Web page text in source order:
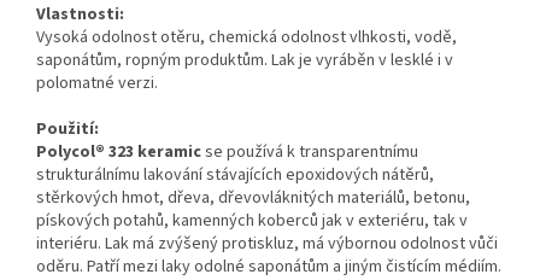
Vlastnosti:
Vysoká odolnost otěru, chemická odolnost vlhkosti, vodě,
saponátům, ropným produktům. Lak je vyráběn v lesklé i v
polomatné verzi.
Použití:
Polycol® 323 keramicse používá k transparentnímu
strukturálnímu lakování stávajících epoxidových nátěrů,
stěrkových hmot, dřeva, dřevovláknitých materiálů, betonu,
pískových potahů, kamenných koberců jak v exteriéru, tak v
interiéru. Lak má zvýšený protiskluz, má výbornou odolnost vůči
oděru. Patří mezi laky odolné saponátům a jiným čistícím médiím.